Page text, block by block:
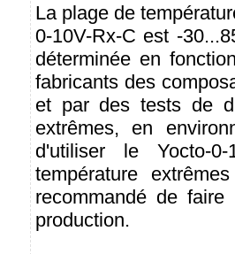
La plage de
0-10V-Rx-C est -
déterminée en
fabricants des
et par des tests de
extrêmes, en
d'utiliser le Yocto-
température
recommandé de
production.